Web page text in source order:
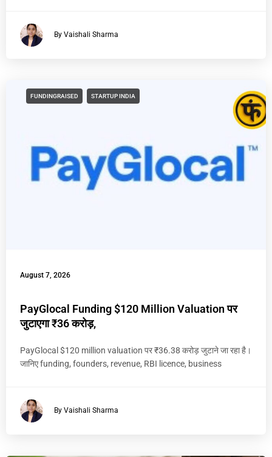
By Vaishali Sharma
FUNDINGRAISED STARTUP INDIA
August 7, 2026
PayGlocal Funding $120 Million Valuation पर
जुटाएगा ₹36 करोड़,
PayGlocal $120 million valuation पर ₹36.38 करोड़ जुटाने जा रहा है।
जानिए funding, founders, revenue, RBI licence, business
By Vaishali Sharma